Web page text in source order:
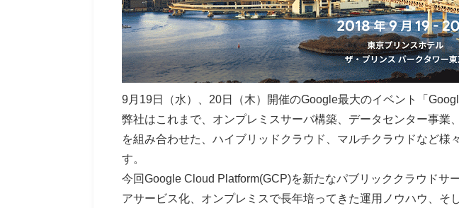
9月19日（水）、20日（木）開催のGoogle最大のイベント「
弊社はこれまで、オンプレミスサーバ構築、データセンター事
を組み合わせた、ハイブリッドクラウド、マルチクラウドなど
す。
今回Google Cloud Platform(GCP)を新たなパブリッククラウド
アサービス化、オンプレミスで長年培ってきた運用ノウハウ、